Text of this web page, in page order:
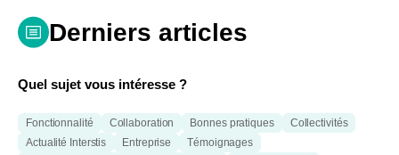
Derniers articles
Quel sujet vous intéresse ?
Fonctionnalité Collaboration Bonnes pratiques
Collectivités
Actualité Interstis
Entreprise
Témoignages